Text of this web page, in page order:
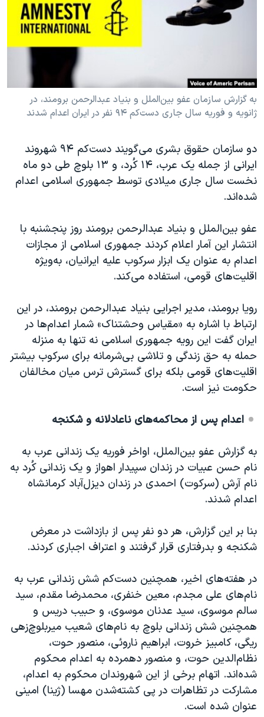
فرهنگ و زندگی
اسرائیل در جنگ
گالری عکس
مستندها
ورزش زنان در ایران
اعتراضات زن، زندگی، آزادی
تریبونال مردمی آبان ۹۸
دادگاه حمید نوری
چهل سال گروگان‌گیری
قانون شفافیت دارائی کادر رهبری ایران
اعتراضات مردمی آبان ۹۸
اسرائیل در جنگ
همایش محافظه‌کاران آمریکا «سی‌پک»
صفحه‌های ویژه
سفر پرزیدنت ترامپ به چین
دنبال کنید
زبانهای مختلف
به گزارش سازمان عفو بین‌الملل و بنیاد عبدالرحمن برومند، در
ژانویه و فوریه سال جاری دست‌کم ۹۴ نفر در ایران اعدام شدند
دو سازمان حقوق بشری می‌گویند دست‌کم ۹۴ شهروند
ایرانی از جمله یک عرب، ۱۴ کُرد، و ١٣ بلوچ طی دو ماه
نخست سال جاری میلادی توسط جمهوری اسلامی اعدام
شد‌ه‌اند.
عفو بین‌الملل و بنیاد عبدالرحمن برومند روز پنجشنبه با
انتشار این آمار اعلام کردند جمهوری اسلامی از مجازات
اعدام به عنوان یک ابزار سرکوب علیه ایرانیان، به‌ویژه
اقلیت‌های قومی، استفاده می‌کند.
رویا برومند، مدیر اجرایی بنیاد عبدالرحمن برومند، در این
ارتباط با اشاره به «مقیاس وحشتناک» شمار اعدام‌ها در
ایران گفت این رویه جمهوری اسلامی نه تنها به منزله
حمله به حق زندگی و تلاشی بی‌شرمانه برای سرکوب بیشتر
اقلیت‌های قومی بلکه برای گسترش ترس میان مخالفان
حکومت نیز است.
اعدام پس از محاکمه‌های ناعادلانه و شکنجه
به گزارش عفو بین‌الملل، اواخر فوریه یک زندانی عرب به
نام حسن عبیات در زندان سپیدار اهواز و یک زندانی کُرد به
نام آرش (سرکوت) احمدی در زندان دیزل‌آباد کرمانشاه
اعدام شدند.
بنا بر این گزارش، هر دو نفر پس از بازداشت در معرض
شکنجه و بدرفتاری قرار گرفتند و اعتراف اجباری کردند.
در هفته‌های اخیر، همچنین دست‌کم شش زندانی عرب به
نام‌های علی مجدم، معین خنفری، محمدرضا مقدم، سید
سالم موسوی، سید عدنان موسوی، و حبیب دریس و
همچنین شش زندانی بلوچ به نام‌های شعیب میربلوچ‌زهی
ریگی، کامبیز خروت، ابراهیم ناروئی، منصور حوت،
نظام‌الدین حوت، و منصور دهمرده به اعدام محکوم
شده‌اند. اتهام برخی از این شهروندان محکوم به اعدام،
مشارکت در تظاهرات در پی کشته‌شدن مهسا (ژینا) امینی
عنوان شده است.